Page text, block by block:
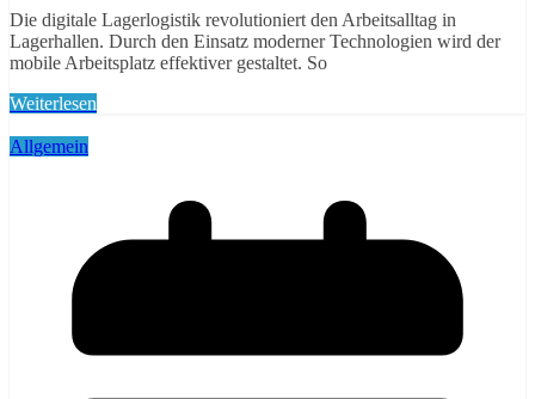
Die digitale Lagerlogistik revolutioniert den Arbeitsalltag in
Lagerhallen. Durch den Einsatz moderner Technologien wird der
mobile Arbeitsplatz effektiver gestaltet. So
Weiterlesen
Allgemein